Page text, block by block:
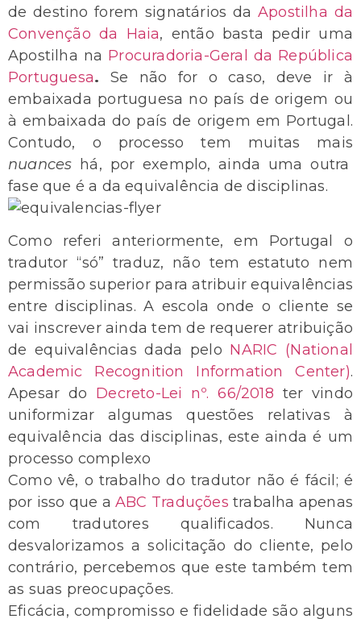
de destino forem signatários da Apostilha da
Convenção da Haia, então basta pedir uma
Apostilha na Procuradoria-Geral da República
Portuguesa. Se não for o caso, deve ir à
embaixada portuguesa no país de origem ou
à embaixada do país de origem em Portugal.
Contudo, o processo tem muitas mais
nuances há, por exemplo, ainda uma outra
fase que é a da equivalência de disciplinas.
Como referi anteriormente, em Portugal o
tradutor “só” traduz, não tem estatuto nem
permissão superior para atribuir equivalências
entre disciplinas. A escola onde o cliente se
vai inscrever ainda tem de requerer atribuição
de equivalências dada pelo NARIC (National
Academic Recognition Information Center).
Apesar do Decreto-Lei nº. 66/2018 ter vindo
uniformizar algumas questões relativas à
equivalência das disciplinas, este ainda é um
processo complexo
Como vê, o trabalho do tradutor não é fácil; é
por isso que a ABC Traduções trabalha apenas
com tradutores qualificados. Nunca
desvalorizamos a solicitação do cliente, pelo
contrário, percebemos que este também tem
as suas preocupações.
Eficácia, compromisso e fidelidade são alguns